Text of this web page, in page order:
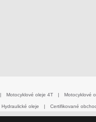
| Motocyklové oleje 4T | Motocyklové
Hydraulické oleje | Certifikované